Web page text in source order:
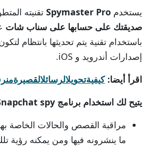
يستخدم Spymaster Pro تقنيته
صديقتك على حسابها على سناب شات
باستخدام تقنية يتم تحديثها بانتظام
إصدارات أندرويد و iOS.
اقرأ أيضا:
يتيح لك استخدام برنامج spy
مراقبة القصص والحالات الخاصة
ما ينشرونه فيها ومن يمكنه رؤية